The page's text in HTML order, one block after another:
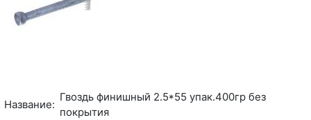
Название:
Гвоздь финишный 2.5*55 упак.400гр без
покрытия